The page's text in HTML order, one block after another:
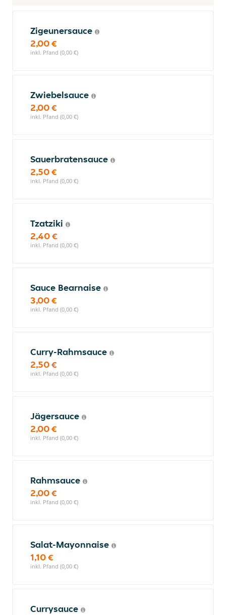
Zigeunersauce
2,00 €
inkl. Pfand (0,00 €)
Zwiebelsauce
2,00 €
inkl. Pfand (0,00 €)
Sauerbratensauce
2,50 €
inkl. Pfand (0,00 €)
Tzatziki
2,40 €
inkl. Pfand (0,00 €)
Sauce Bearnaise
3,00 €
inkl. Pfand (0,00 €)
Curry-Rahmsauce
2,50 €
inkl. Pfand (0,00 €)
Jägersauce
2,00 €
inkl. Pfand (0,00 €)
Rahmsauce
2,00 €
inkl. Pfand (0,00 €)
Salat-Mayonnaise
1,10 €
inkl. Pfand (0,00 €)
Currysauce